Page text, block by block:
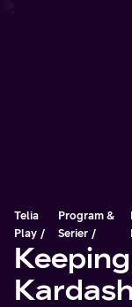
Telia
Play
Program &
Serier